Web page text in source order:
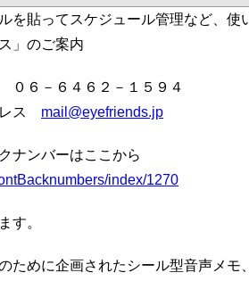
を貼ってスケジュール管理など、使
」のご案内
６－６４６２－１５９４
レス mail@eyefriends.jp
ナンバーはここから
index/1270
す。
ために企画されたシール型音声メ